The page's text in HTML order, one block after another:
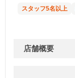
スタッフ5名以上
店舗概要